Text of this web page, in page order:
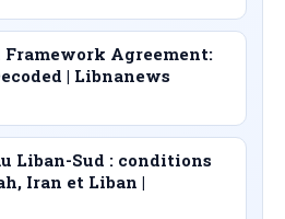
Framework Agreement:
| Libnanews
Liban-Sud : conditions
Iran et Liban |